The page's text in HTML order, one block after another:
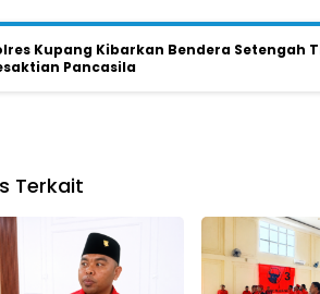
Kupang Kibarkan Bendera Setengah
Pancasila
Terkait